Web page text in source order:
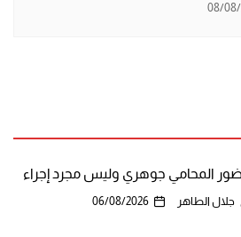
08/08/
المحامي جوهري وليس مجرد إجراء
جلال الطاهر 06/08/2026